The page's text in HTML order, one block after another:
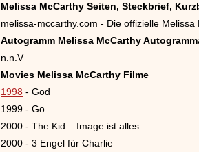
Melissa McCarthy Seiten, Steckbrief,
melissa-mccarthy.com - Die offizielle
Autogramm Melissa McCarthy
n.n.V
Movies Melissa McCarthy Filme
1998 - God
1999 - Go
2000 - The Kid – Image ist alles
2000 - 3 Engel für Charlie